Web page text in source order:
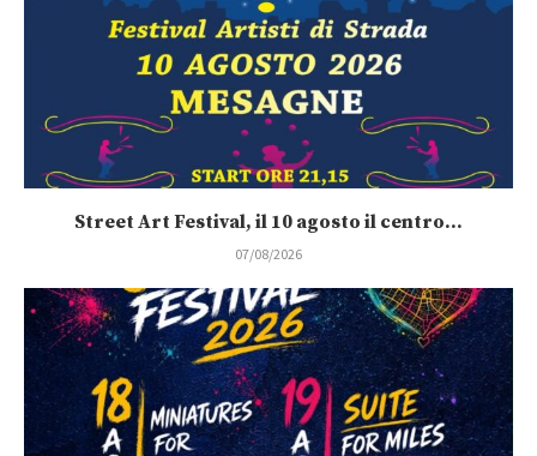
Street Art Festival, il 10 agosto il centro...
07/08/2026